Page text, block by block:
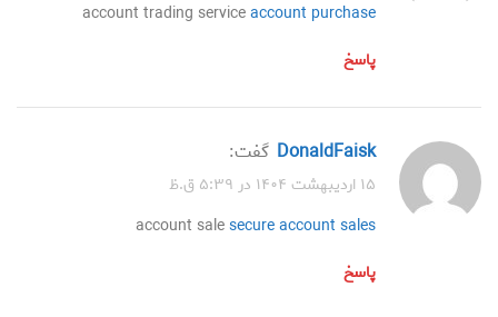
account trading serviceaccount purchase
پاسخ
DonaldFaisk گفت:
۱۵ اردیبهشت ۱۴۰۴ در ۵:۳۹ ق.ظ
account salesecure account sales
پاسخ